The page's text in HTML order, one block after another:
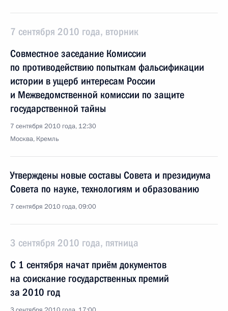
7 сентября 2010 года, вторник
Совместное заседание Комиссии
по противодействию попыткам фальсификации
истории в ущерб интересам России
и Межведомственной комиссии по защите
государственной тайны
7 сентября 2010 года, 12:30
Москва, Кремль
Утверждены новые составы Совета и президиума
Совета по науке, технологиям и образованию
7 сентября 2010 года, 09:00
3 сентября 2010 года, пятница
С 1 сентября начат приём документов
на соискание государственных премий
за 2010 год